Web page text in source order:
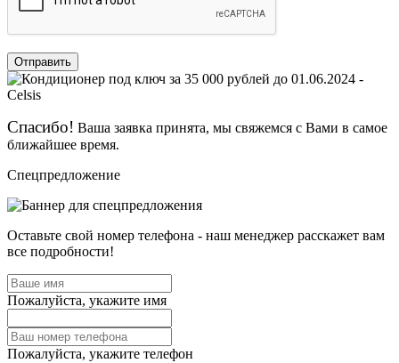
Отправить
Спасибо! Ваша заявка принята, мы свяжемся с Вами в самое
ближайшее время.
Спецпредложение
Оставьте свой номер телефона - наш менеджер расскажет вам
все подробности!
Пожалуйста, укажите имя
Пожалуйста, укажите телефон